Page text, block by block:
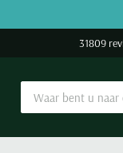
31809